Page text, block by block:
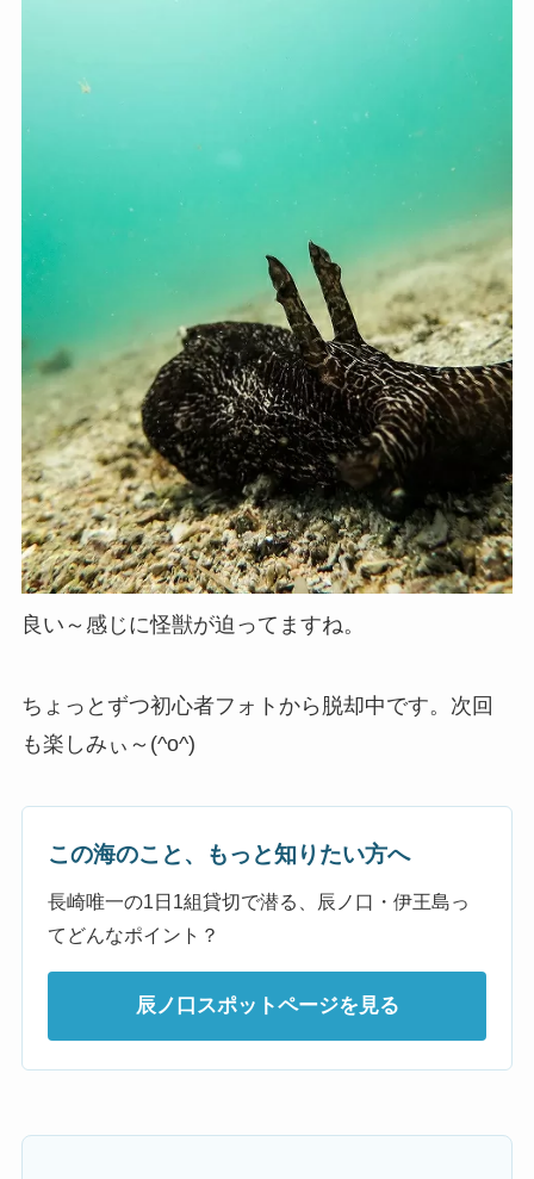
良い～感じに怪獣が迫ってますね。
ちょっとずつ初心者フォトから脱却中です。次回
も楽しみぃ～(^o^)
この海のこと、もっと知りたい方へ
長崎唯一の1日1組貸切で潜る、辰ノ口・伊王島っ
てどんなポイント？
辰ノ口スポットページを見る